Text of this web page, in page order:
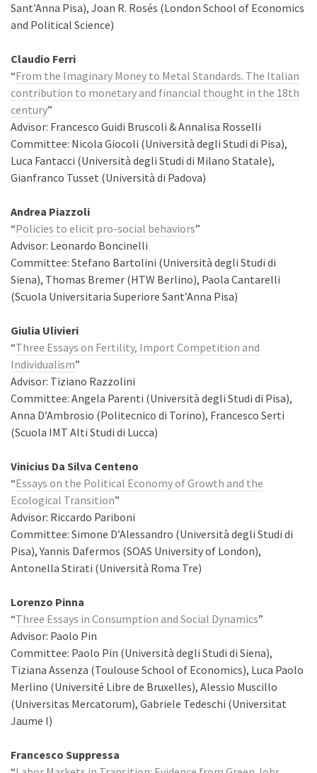
Sant’Anna Pisa), Joan R. Rosés (London School of Economics
and Political Science)
Claudio Ferri
“From the Imaginary Money to Metal Standards. The Italian
contribution to monetary and financial thought in the 18th
century”
Advisor: Francesco Guidi Bruscoli & Annalisa Rosselli
Committee: Nicola Giocoli (Università degli Studi di Pisa),
Luca Fantacci (Università degli Studi di Milano Statale),
Gianfranco Tusset (Università di Padova)
Andrea Piazzoli
“Policies to elicit pro-social behaviors”
Advisor: Leonardo Boncinelli
Committee: Stefano Bartolini (Università degli Studi di
Siena), Thomas Bremer (HTW Berlino), Paola Cantarelli
(Scuola Universitaria Superiore Sant’Anna Pisa)
Giulia Ulivieri
“Three Essays on Fertility, Import Competition and
Individualism”
Advisor: Tiziano Razzolini
Committee: Angela Parenti (Università degli Studi di Pisa),
Anna D’Ambrosio (Politecnico di Torino), Francesco Serti
(Scuola IMT Alti Studi di Lucca)
Vinicius Da Silva Centeno
“Essays on the Political Economy of Growth and the
Ecological Transition”
Advisor: Riccardo Pariboni
Committee: Simone D’Alessandro (Università degli Studi di
Pisa), Yannis Dafermos (SOAS University of London),
Antonella Stirati (Università Roma Tre)
Lorenzo Pinna
“Three Essays in Consumption and Social Dynamics”
Advisor: Paolo Pin
Committee: Paolo Pin (Università degli Studi di Siena),
Tiziana Assenza (Toulouse School of Economics), Luca Paolo
Merlino (Université Libre de Bruxelles), Alessio Muscillo
(Universitas Mercatorum), Gabriele Tedeschi (Universitat
Jaume I)
Francesco Suppressa